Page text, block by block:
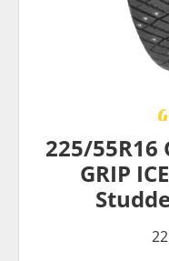
225/55R16
GRIP